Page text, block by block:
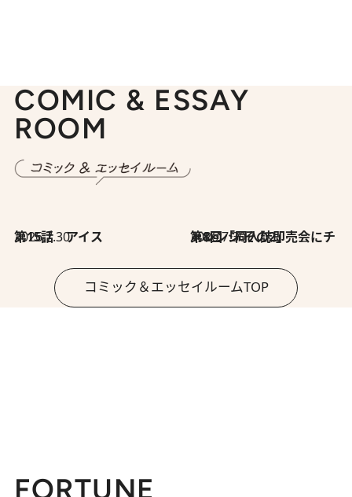
COMIC & ESSAY
ROOM
2026.7.30
第15話 アイス 2026.7.30
第8回「同人誌即売会にチャレンジ その2」
コミック＆エッセイルームTOP
FORTUNE